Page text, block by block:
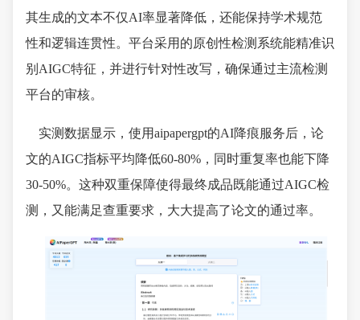
其生成的文本不仅AI率显著降低，还能保持学术规范
性和逻辑连贯性。平台采用的原创性检测系统能精准识
别AIGC特征，并进行针对性改写，确保通过主流检测
平台的审核。
实测数据显示，使用aipapergpt的AI降痕服务后，论
文的AIGC指标平均降低60-80%，同时重复率也能下降
30-50%。这种双重保障使得最终成品既能通过AIGC检
测，又能满足查重要求，大大提高了论文的通过率。